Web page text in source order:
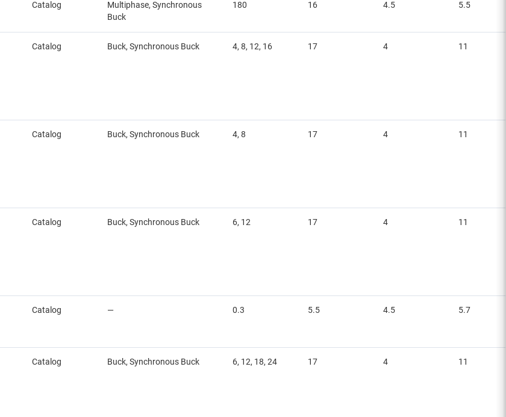
Catalog
Multiphase, Synchronous
Buck
180 16 4.5 5.5
Catalog Buck, Synchronous Buck 4, 8, 12, 16 17 4 11
Catalog Buck, Synchronous Buck 4, 8 17 4 11
Catalog Buck, Synchronous Buck 6, 12 17 4 11
Catalog — 0.3 5.5 4.5 5.7
Catalog Buck, Synchronous Buck 6, 12, 18, 24 17 4 11